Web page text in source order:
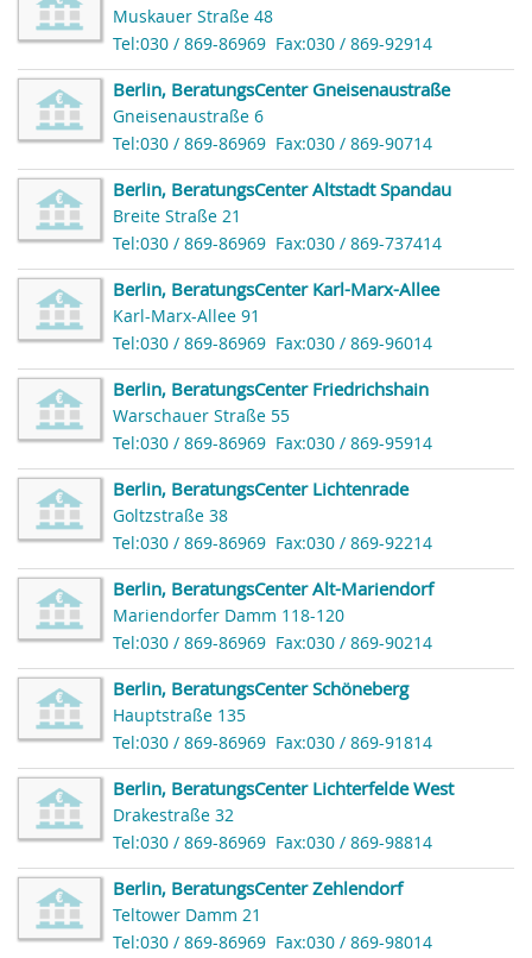
Muskauer Straße 48
Tel:030 / 869-86969 Fax:030 / 869-92914
Berlin, BeratungsCenter Gneisenaustraße
Gneisenaustraße 6
Tel:030 / 869-86969 Fax:030 / 869-90714
Berlin, BeratungsCenter Altstadt Spandau
Breite Straße 21
Tel:030 / 869-86969 Fax:030 / 869-737414
Berlin, BeratungsCenter Karl-Marx-Allee
Karl-Marx-Allee 91
Tel:030 / 869-86969 Fax:030 / 869-96014
Berlin, BeratungsCenter Friedrichshain
Warschauer Straße 55
Tel:030 / 869-86969 Fax:030 / 869-95914
Berlin, BeratungsCenter Lichtenrade
Goltzstraße 38
Tel:030 / 869-86969 Fax:030 / 869-92214
Berlin, BeratungsCenter Alt-Mariendorf
Mariendorfer Damm 118-120
Tel:030 / 869-86969 Fax:030 / 869-90214
Berlin, BeratungsCenter Schöneberg
Hauptstraße 135
Tel:030 / 869-86969 Fax:030 / 869-91814
Berlin, BeratungsCenter Lichterfelde West
Drakestraße 32
Tel:030 / 869-86969 Fax:030 / 869-98814
Berlin, BeratungsCenter Zehlendorf
Teltower Damm 21
Tel:030 / 869-86969 Fax:030 / 869-98014